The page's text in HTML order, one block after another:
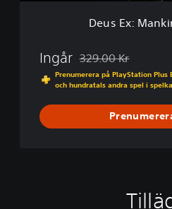
d
Deus Ex:
Ingår Nedsatt från
329.00 Kr
Prenumerera på PlayStation
och hundratals andra spel i